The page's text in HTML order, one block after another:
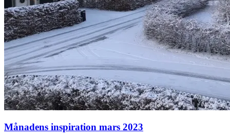
Månadens inspiration mars 2023